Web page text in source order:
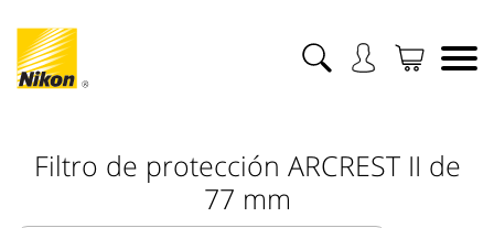
Filtro de protección ARCREST II de
77 mm